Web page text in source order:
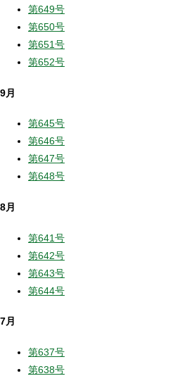
第649号
第650号
第651号
第652号
9月
第645号
第646号
第647号
第648号
8月
第641号
第642号
第643号
第644号
7月
第637号
第638号